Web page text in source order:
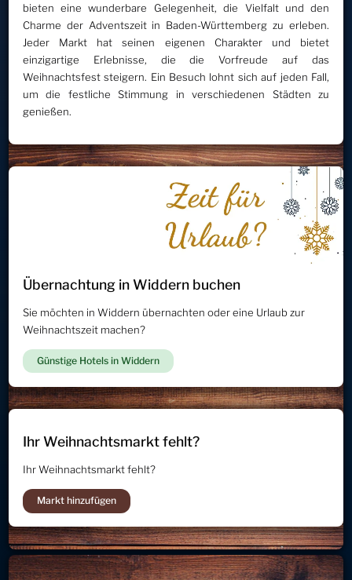
bieten eine wunderbare Gelegenheit, die Vielfalt und den
Charme der Adventszeit in Baden-Württemberg zu erleben.
Jeder Markt hat seinen eigenen Charakter und bietet
einzigartige Erlebnisse, die die Vorfreude auf das
Weihnachtsfest steigern. Ein Besuch lohnt sich auf jeden Fall,
um die festliche Stimmung in verschiedenen Städten zu
genießen.
Übernachtung in Widdern buchen
Sie möchten in Widdern übernachten oder eine Urlaub zur
Weihnachtszeit machen?
Günstige Hotels in Widdern
Ihr Weihnachtsmarkt fehlt?
Ihr Weihnachtsmarkt fehlt?
Markt hinzufügen